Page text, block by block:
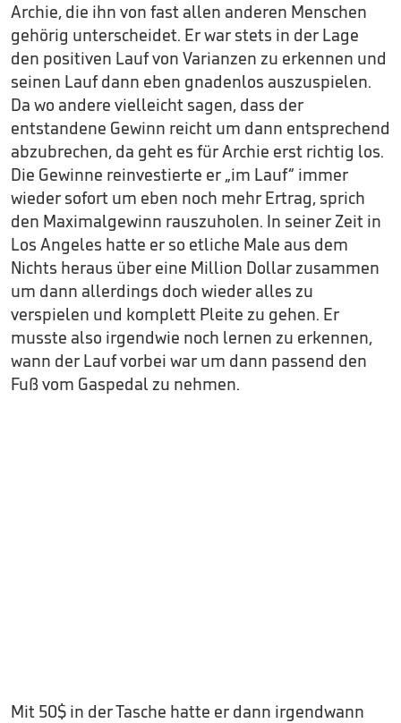
Archie, die ihn von fast allen anderen Menschen
gehörig unterscheidet. Er war stets in der Lage
den positiven Lauf von Varianzen zu erkennen und
seinen Lauf dann eben gnadenlos auszuspielen.
Da wo andere vielleicht sagen, dass der
entstandene Gewinn reicht um dann entsprechend
abzubrechen, da geht es für Archie erst richtig los.
Die Gewinne reinvestierte er „im Lauf“ immer
wieder sofort um eben noch mehr Ertrag, sprich
den Maximalgewinn rauszuholen. In seiner Zeit in
Los Angeles hatte er so etliche Male aus dem
Nichts heraus über eine Million Dollar zusammen
um dann allerdings doch wieder alles zu
verspielen und komplett Pleite zu gehen. Er
musste also irgendwie noch lernen zu erkennen,
wann der Lauf vorbei war um dann passend den
Fuß vom Gaspedal zu nehmen.
Mit 50$ in der Tasche hatte er dann irgendwann